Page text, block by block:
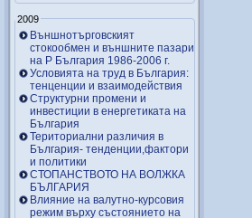
2009
Външнотърговският
стокообмен и външните пазари
на Р България 1986-2006 г.
Условията на труд в България:
тенценции и взаимодействия
Структурни промени и
инвестиции в енергетиката на
България
Териториални различия в
България- тенденции,фактори
и политики
СТОПАНСТВОТО НА ВОЛЖКА
БЪЛГАРИЯ
Влияние на валутно-курсовия
режим върху състоянието на